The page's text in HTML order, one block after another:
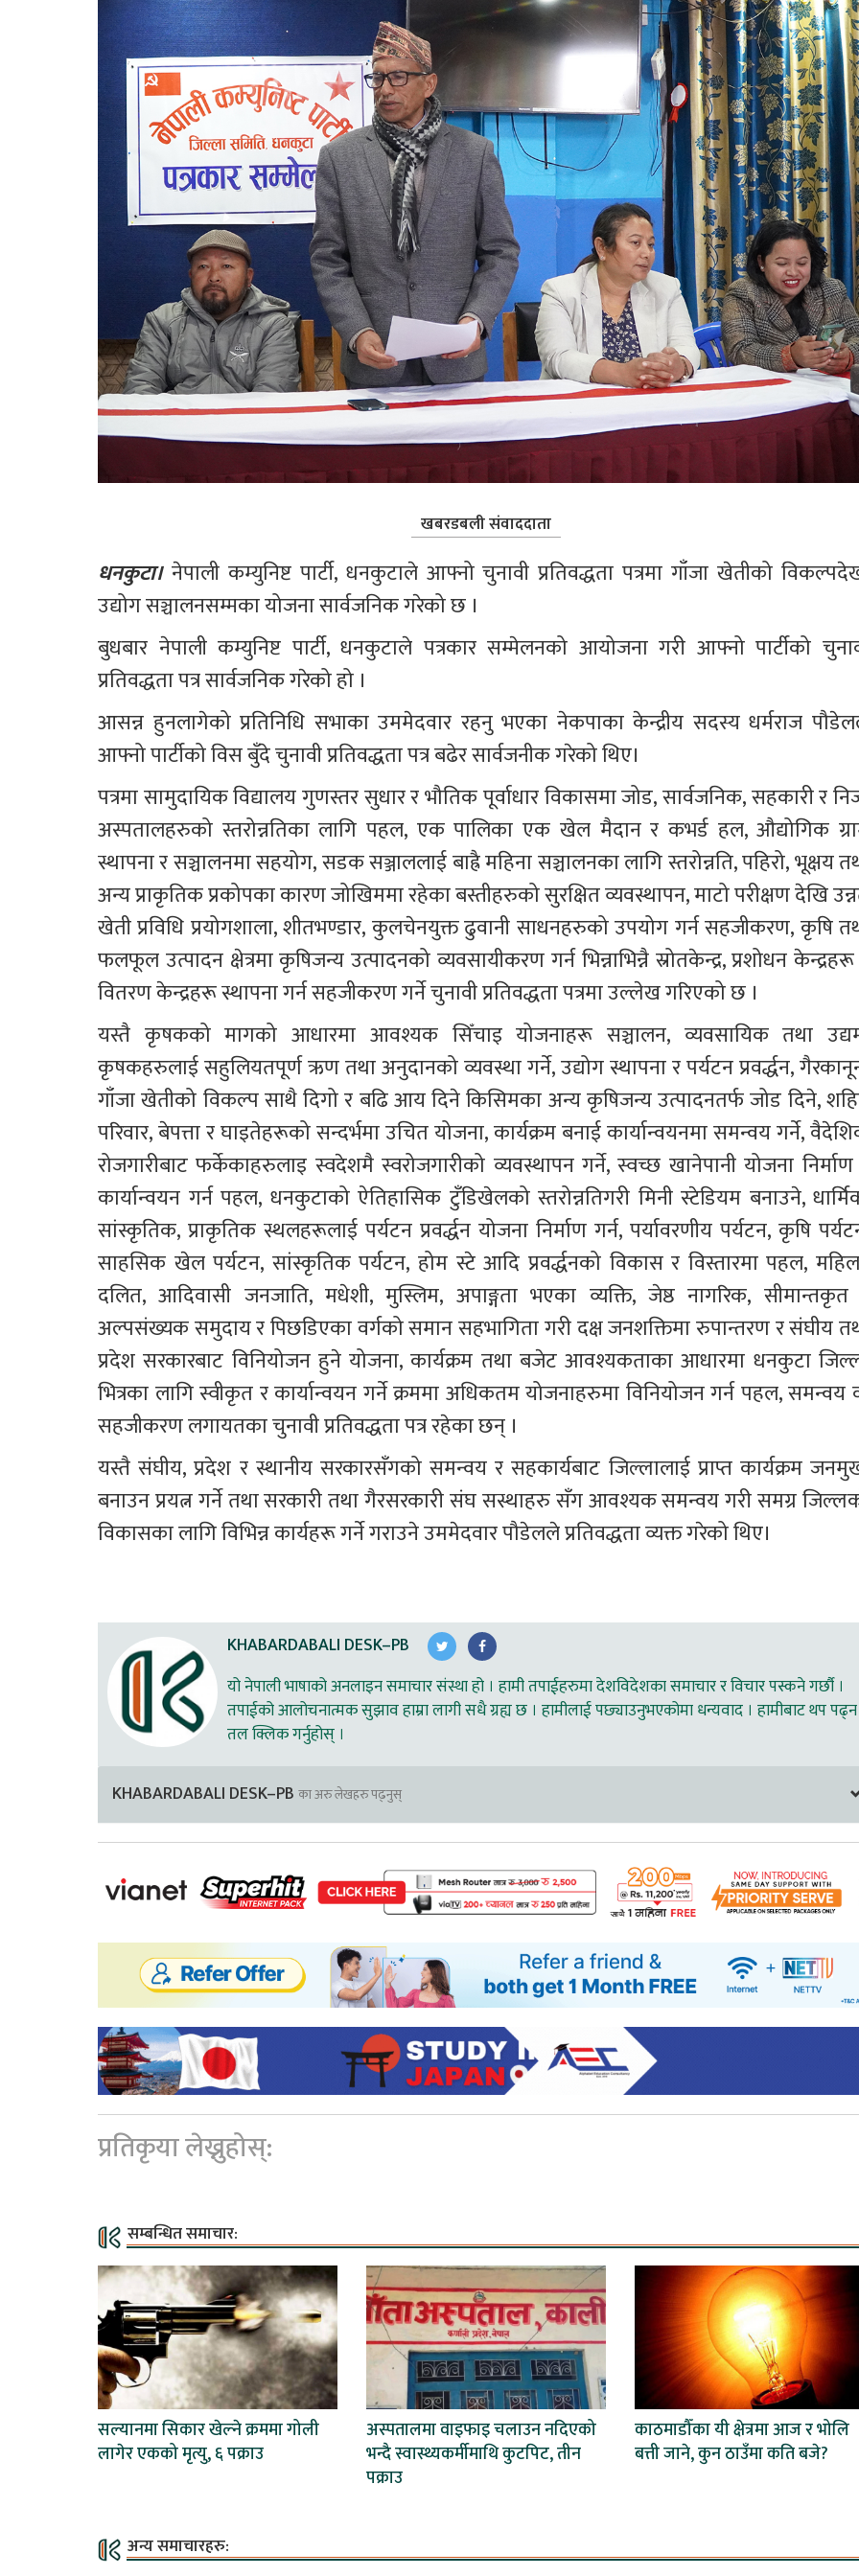
खबरडबली संवाददाता
धनकुटा। नेपाली कम्युनिष्ट पार्टी, धनकुटाले आफ्नो चुनावी प्रतिवद्धता पत्रमा गाँजा खेतीको
उद्योग सञ्चालनसम्मका योजना सार्वजनिक गरेको छ ।
बुधबार नेपाली कम्युनिष्ट पार्टी, धनकुटाले पत्रकार सम्मेलनको आयोजना गरी आफ्नो पार्टीको
प्रतिवद्धता पत्र सार्वजनिक गरेको हो ।
आसन्न हुनलागेको प्रतिनिधि सभाका उममेदवार रहनु भएका नेकपाका केन्द्रीय सदस्य धर्मराज
आफ्नो पार्टीको विस बुँदे चुनावी प्रतिवद्धता पत्र बढेर सार्वजनीक गरेको थिए।
पत्रमा सामुदायिक विद्यालय गुणस्तर सुधार र भौतिक पूर्वाधार विकासमा जोड, सार्वजनिक, सहकारी र
अस्पतालहरुको स्तरोन्नतिका लागि पहल, एक पालिका एक खेल मैदान र कभर्ड हल, औद्योगिक
स्थापना र सञ्चालनमा सहयोग, सडक सञ्जाललाई बाह्रै महिना सञ्चालनका लागि स्तरोन्नति, पहिरो, भूक्षय
अन्य प्राकृतिक प्रकोपका कारण जोखिममा रहेका बस्तीहरुको सुरक्षित व्यवस्थापन, माटो परीक्षण देखि
खेती प्रविधि प्रयोगशाला, शीतभण्डार, कुलचेनयुक्त ढुवानी साधनहरुको उपयोग गर्न सहजीकरण, कृषि
फलफूल उत्पादन क्षेत्रमा कृषिजन्य उत्पादनको व्यवसायीकरण गर्न भिन्नाभिन्नै स्रोतकेन्द्र, प्रशोधन
वितरण केन्द्रहरू स्थापना गर्न सहजीकरण गर्ने चुनावी प्रतिवद्धता पत्रमा उल्लेख गरिएको छ ।
यस्तै कृषकको मागको आधारमा आवश्यक सिँचाइ योजनाहरू सञ्चालन, व्यवसायिक तथा
कृषकहरुलाई सहुलियतपूर्ण ऋण तथा अनुदानको व्यवस्था गर्ने, उद्योग स्थापना र पर्यटन प्रवर्द्धन,
गाँजा खेतीको विकल्प साथै दिगो र बढि आय दिने किसिमका अन्य कृषिजन्य उत्पादनतर्फ जोड दिने,
परिवार, बेपत्ता र घाइतेहरूको सन्दर्भमा उचित योजना, कार्यक्रम बनाई कार्यान्वयनमा समन्वय गर्ने,
रोजगारीबाट फर्केकाहरुलाइ स्वदेशमै स्वरोजगारीको व्यवस्थापन गर्ने, स्वच्छ खानेपानी योजना
कार्यान्वयन गर्न पहल, धनकुटाको ऐतिहासिक टुँडिखेलको स्तरोन्नतिगरी मिनी स्टेडियम बनाउने,
सांस्कृतिक, प्राकृतिक स्थलहरूलाई पर्यटन प्रवर्द्धन योजना निर्माण गर्न, पर्यावरणीय पर्यटन, कृषि
साहसिक खेल पर्यटन, सांस्कृतिक पर्यटन, होम स्टे आदि प्रवर्द्धनको विकास र विस्तारमा पहल,
दलित, आदिवासी जनजाति, मधेशी, मुस्लिम, अपाङ्गता भएका व्यक्ति, जेष्ठ नागरिक,
अल्पसंख्यक समुदाय र पिछडिएका वर्गको समान सहभागिता गरी दक्ष जनशक्तिमा रुपान्तरण र संघीय
प्रदेश सरकारबाट विनियोजन हुने योजना, कार्यक्रम तथा बजेट आवश्यकताका आधारमा धनकुटा
भित्रका लागि स्वीकृत र कार्यान्वयन गर्ने क्रममा अधिकतम योजनाहरुमा विनियोजन गर्न पहल, समन्वय
सहजीकरण लगायतका चुनावी प्रतिवद्धता पत्र रहेका छन् ।
यस्तै संघीय, प्रदेश र स्थानीय सरकारसँगको समन्वय र सहकार्यबाट जिल्लालाई प्राप्त कार्यक्रम
बनाउन प्रयत्न गर्ने तथा सरकारी तथा गैरसरकारी संघ सस्थाहरु सँग आवश्यक समन्वय गरी समग्र
विकासका लागि विभिन्न कार्यहरू गर्ने गराउने उममेदवार पौडेलले प्रतिवद्धता व्यक्त गरेको थिए।
KHABARDABALI DESK–PB
यो नेपाली भाषाको अनलाइन समाचार संस्था हो । हामी तपाईहरुमा देशविदेशका समाचार र विचार पस्कने गर्छौ ।
तपाईको आलोचनात्मक सुझाव हाम्रा लागी सधै ग्रह्य छ । हामीलाई पछ्याउनुभएकोमा धन्यवाद । हामीबाट थप पढ्न
तल क्लिक गर्नुहोस् ।
KHABARDABALI DESK–PB का अरु लेखहरु पढ्नुस्
प्रतिकृया लेख्नुहोस्:
सम्बन्धित समाचार:
सल्यानमा सिकार खेल्ने क्रममा गोली
लागेर एकको मृत्यु, ६ पक्राउ
अस्पतालमा वाइफाइ चलाउन नदिएको
भन्दै स्वास्थ्यकर्मीमाथि कुटपिट, तीन
पक्राउ
काठमाडौँका यी क्षेत्रमा आज र भोलि
बत्ती जाने, कुन ठाउँमा कति बजे?
अन्य समाचारहरु: